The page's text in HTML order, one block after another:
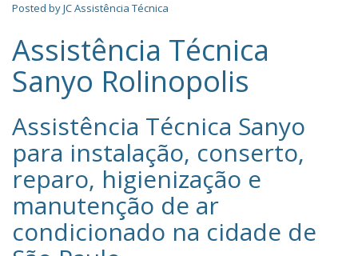
Posted byJC Assistência Técnica
Assistência Técnica
Sanyo Rolinopolis
Assistência Técnica Sanyo‎
para instalação, conserto,
reparo, higienização e
manutenção de ar
condicionado na cidade de